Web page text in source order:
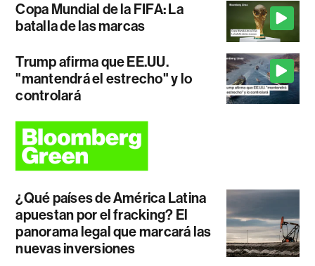
Copa Mundial de la FIFA: La
batalla de las marcas
Trump afirma que EE.UU.
"mantendrá el estrecho" y lo
controlará
¿Qué países de América Latina
apuestan por el fracking? El
panorama legal que marcará las
nuevas inversiones